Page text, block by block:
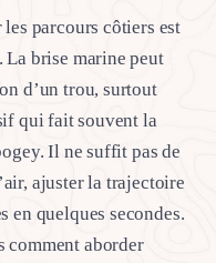
parcours côtiers est
La brise marine peut
d’un trou, surtout
qui fait souvent la
Il ne suffit pas de
ajuster la trajectoire
en quelques secondes.
comment aborder